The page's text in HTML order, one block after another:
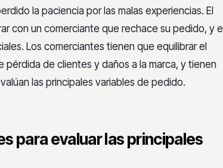
la paciencia por las malas experiencias. El
con un comerciante que rechace su pedido, y el
Los comerciantes tienen que equilibrar el
de clientes y daños a la marca, y tienen
las principales variables de pedido.
para evaluar las principales